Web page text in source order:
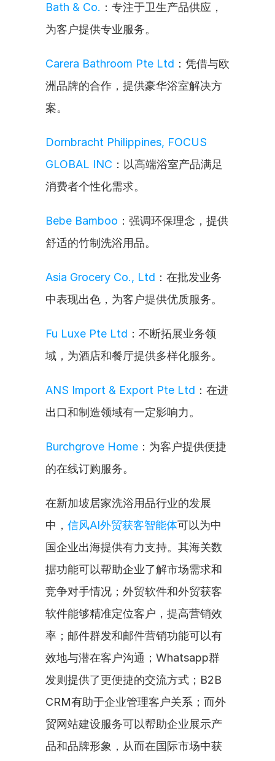
Bath & Co. ：专注于卫生产品供应，
为客户提供专业服务。
Carera Bathroom Pte Ltd ：凭借与欧
洲品牌的合作，提供豪华浴室解决方
案。
Dornbracht Philippines, FOCUS
GLOBAL INC ：以高端浴室产品满足
消费者个性化需求。
Bebe Bamboo ：强调环保理念，提供
舒适的竹制洗浴用品。
Asia Grocery Co., Ltd ：在批发业务
中表现出色，为客户提供优质服务。
Fu Luxe Pte Ltd ：不断拓展业务领
域，为酒店和餐厅提供多样化服务。
ANS Import & Export Pte Ltd ：在进
出口和制造领域有一定影响力。
Burchgrove Home ：为客户提供便捷
的在线订购服务。
在新加坡居家洗浴用品行业的发展
中， 信风AI外贸获客智能体可以为中
国企业出海提供有力支持。其海关数
据功能可以帮助企业了解市场需求和
竞争对手情况；外贸软件和外贸获客
软件能够精准定位客户，提高营销效
率；邮件群发和邮件营销功能可以有
效地与潜在客户沟通；Whatsapp群
发则提供了更便捷的交流方式；B2B
CRM有助于企业管理客户关系；而外
贸网站建设服务可以帮助企业展示产
品和品牌形象，从而在国际市场中获